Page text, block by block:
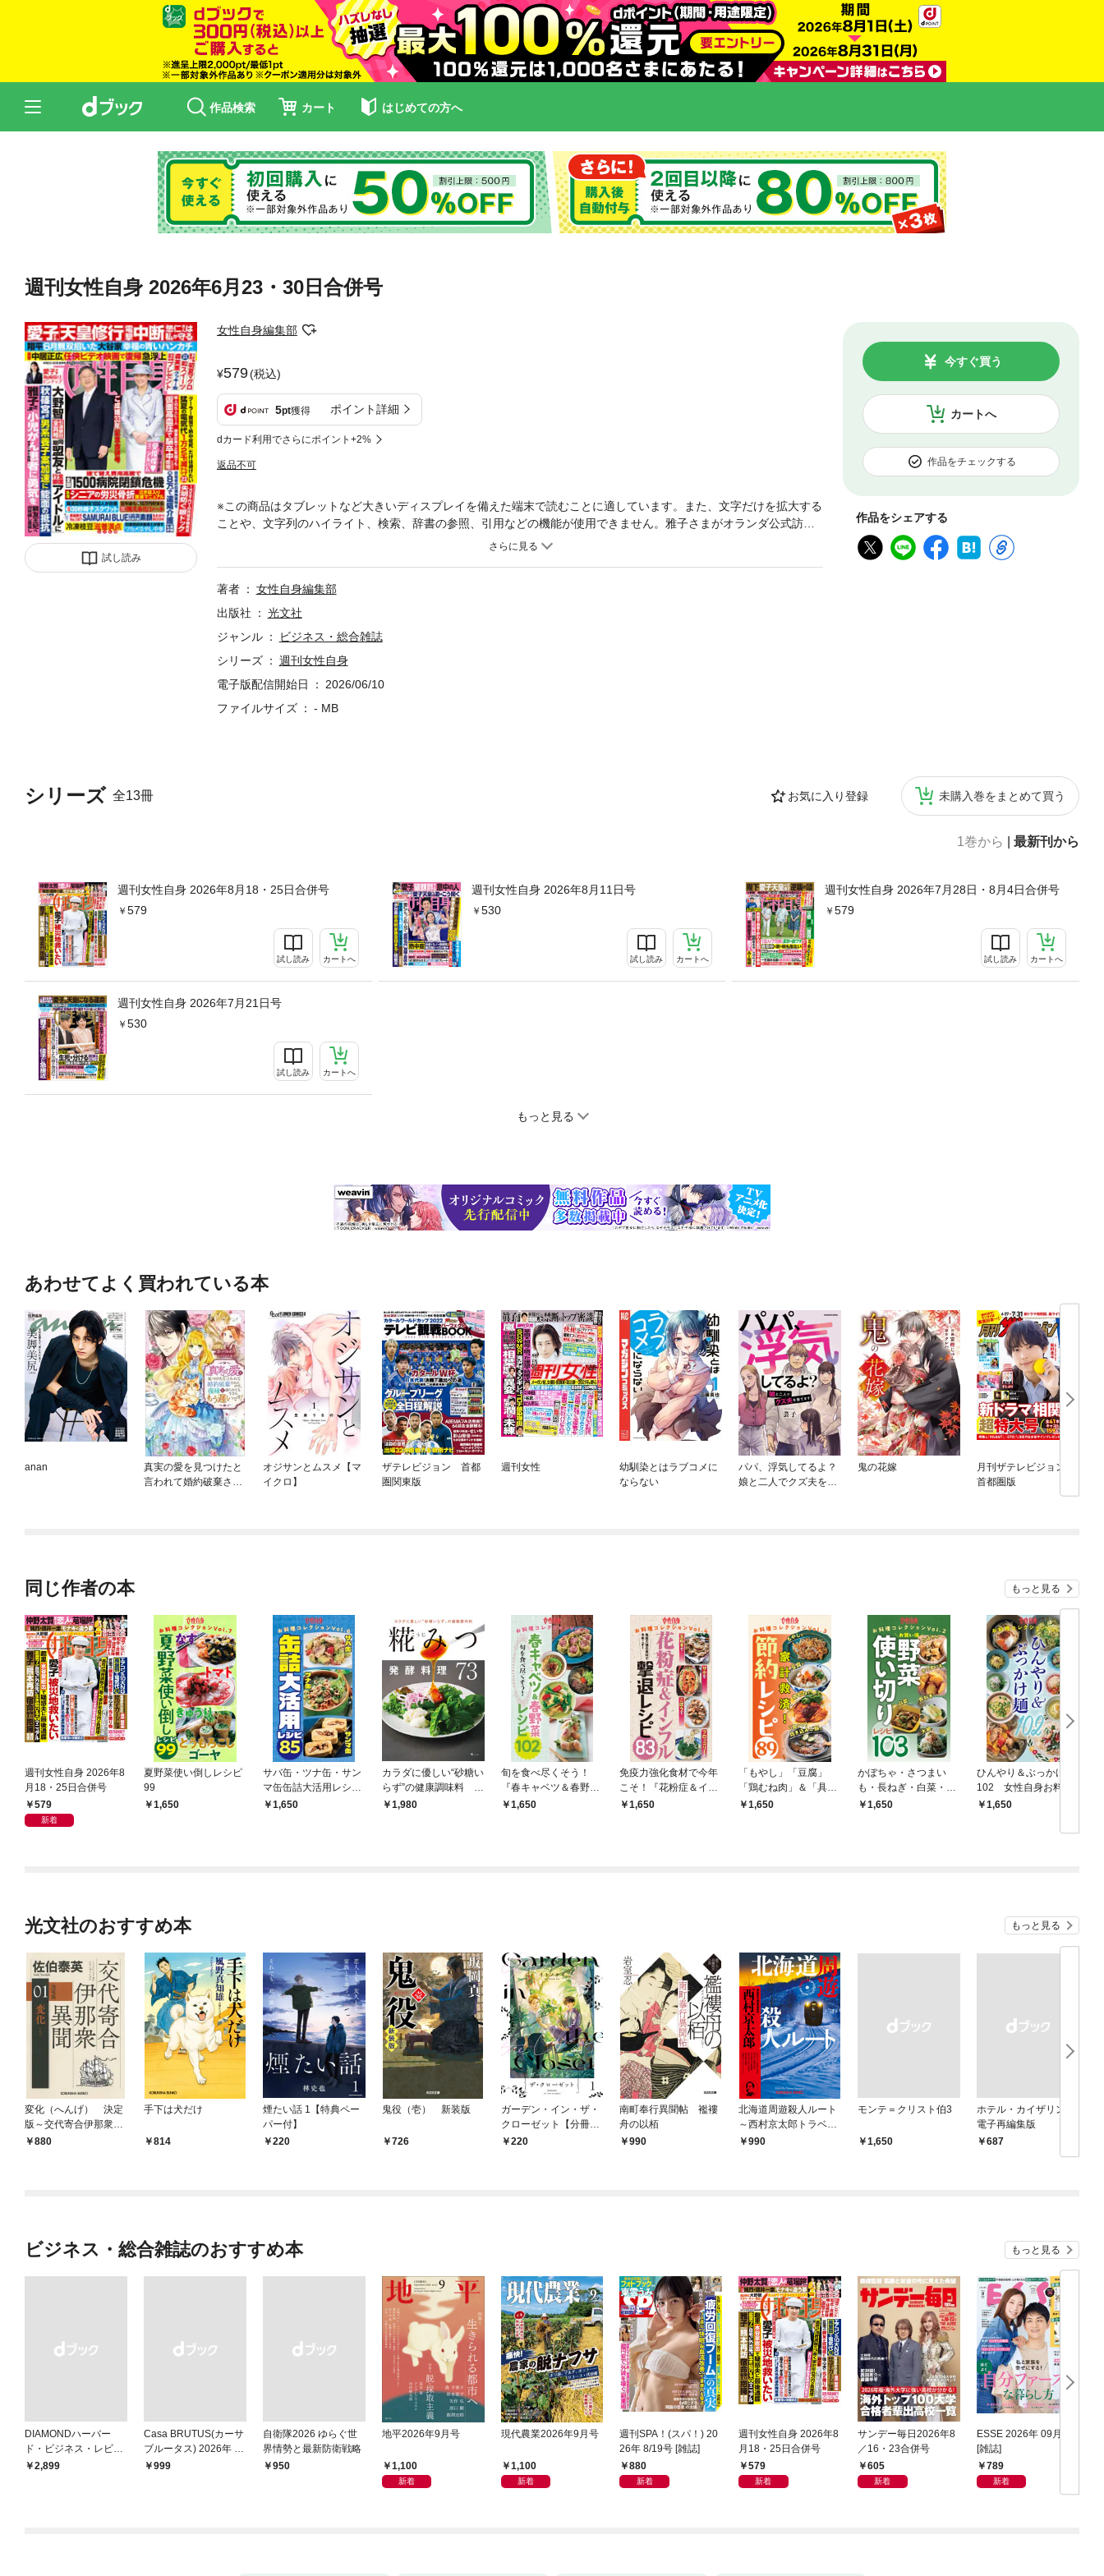
作品検索 カート はじめての方へ
週刊女性自身 2026年6月23・30日合併号
試し読み
女性自身編集部
579(税込)
5pt獲得 ポイント詳細
dカード利用でさらにポイント+2%
返品不可
カートへ
今すぐ買う
作品をチェックする
作品をシェアする
シリーズ 全13冊 お気に入り登録 未購入巻をまとめて買う
1巻から 最新刊から
週刊女性自身 2026年8月18・25日合併号
579
試し読み カートへ
週刊女性自身 2026年8月11日号
530
試し読み カートへ
週刊女性自身 2026年7月28日・8月4日合併号
579
試し読み カートへ
週刊女性自身 2026年7月21日号
530
試し読み カートへ
もっと見る
※この商品はタブレットなど大きいディスプレイを備えた端末で読むことに適しています。また、文字だけを拡大する
ことや、文字列のハイライト、検索、辞書の参照、引用などの機能が使用できません。雅子さまがオランダ公式訪問
で恩返しを。迫る酷暑から身を守るすべを手に入れよう！全国の女性の「見たい！知りたい！」に応え続けて約半世
す。 多くの女性から愛されて半世紀。これからも女性のために価値ある情報を発信します！※デジタル版は紙の雑誌
と掲載内容が一部異なる場合がございます。※デジタル版には、ポストカードなどの付録は付きません。※デジタル版
著者
女性自身編集部
出版社
光文社
ジャンル
ビジネス・総合雑誌
シリーズ
週刊女性自身
電子版配信開始日
2026/06/10
ファイルサイズ
- MB
あわせてよく買われている本
anan
真実の愛を見つけたと
言われて婚約破棄され
オジサンとムスメ【マ
イクロ】
ザテレビジョン 首都
圏関東版
週刊女性
幼馴染とはラブコメに
ならない
パパ、浮気してるよ？
娘と二人でクズ夫を捨
鬼の花嫁
月刊ザテレビジョン
首都圏版
同じ作者の本 もっと見る
週刊女性自身 2026年8
月18・25日合併号
579
新着
夏野菜使い倒しレシピ
99
1,650
サバ缶・ツナ缶・サン
マ缶缶詰大活用レシピ
851,650
カラダに優しい“砂糖い
らず”の健康調味料 糀
（こうじ）みつ発酵料
1,980
旬を食べ尽くそう！
『春キャベツ＆春野菜
レシピ102』
1,650
免疫力強化食材で今年
こそ！『花粉症＆イン
フル撃退レシピ83』
1,650
「もやし」「豆腐」
「鶏むね肉」＆「具１
つ炊き込みご飯」で節
1,650
かぼちゃ・さつまい
も・長ねぎ・白菜・大
根お買い得野菜 使い切
1,650
ひんやり＆ぶっかけ麺
102 女性自身お料理
コレクション vol.1
1,650
光文社のおすすめ本 もっと見る
変化（へんげ） 決定
版～交代寄合伊那衆異
聞（1）～
880
手下は犬だけ
814
煙たい話 1【特典ペー
パー付】
220
鬼役（壱） 新装版
726
ガーデン・イン・ザ・
クローゼット【分冊
版】1
220
南町奉行異聞帖 襤褸
舟の以栢
990
北海道周遊殺人ルート
～西村京太郎トラベル
ミステリー・セレクシ
990
モンテ＝クリスト伯3
￥1,650
ホテル・カイザリン
電子再編集版
￥687
ビジネス・総合雑誌のおすすめ本 もっと見る
DIAMONDハーバー
ド・ビジネス・レビュ
ー 2026年9月号 特集
￥2,899
Casa BRUTUS(カーサ
ブルータス) 2026年 9
月号 [もっと学べる！
￥999
自衛隊2026 ゆらぐ世
界情勢と最新防衛戦略
￥950
地平2026年9月号
1,100
新着
現代農業2026年9月号
1,100
新着
週刊SPA！(スパ！) 20
26年 8/19号 [雑誌]
880
新着
週刊女性自身 2026年8
月18・25日合併号
579
新着
サンデー毎日2026年8
／16・23合併号
605
新着
ESSE 2026年 09月号
[雑誌]
789
新着